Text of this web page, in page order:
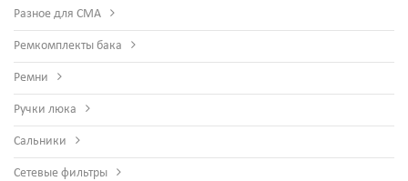
Разное для СМА
Ремкомплекты бака
Ремни
Ручки люка
Сальники
Сетевые фильтры